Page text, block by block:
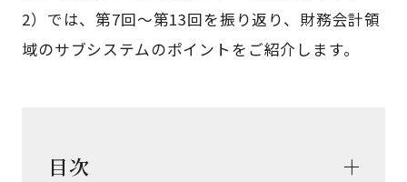
2）では、第7回～第13回を振り返り、財務会計領
域のサブシステムのポイントをご紹介します。
目次